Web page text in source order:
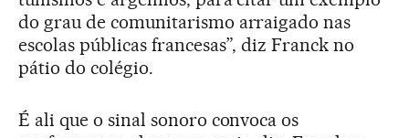
do grau de comunitarismo arraigado nas
escolas públicas francesas”, diz Franck no
pátio do colégio.
É ali que o sinal sonoro convoca os